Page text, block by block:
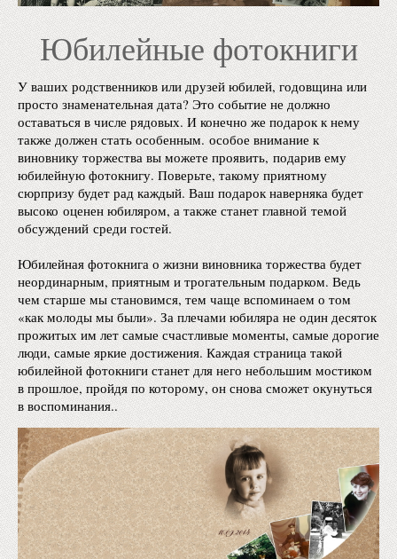
Юбилейные фотокниги
У ваших родственников или друзей юбилей, годовщина или
просто знаменательная дата? Это событие не должно
оставаться в числе рядовых. И конечно же подарок к нему
также должен стать особенным. особое внимание к
виновнику торжества вы можете проявить, подарив ему
юбилейную фотокнигу. Поверьте, такому приятному
сюрпризу будет рад каждый. Ваш подарок наверняка будет
высоко оценен юбиляром, а также станет главной темой
обсуждений среди гостей.
Юбилейная фотокнига о жизни виновника торжества будет
неординарным, приятным и трогательным подарком. Ведь
чем старше мы становимся, тем чаще вспоминаем о том
«как молоды мы были». За плечами юбиляра не один десяток
прожитых им лет самые счастливые моменты, самые дорогие
люди, самые яркие достижения. Каждая страница такой
юбилейной фотокниги станет для него небольшим мостиком
в прошлое, пройдя по которому, он снова сможет окунуться
в воспоминания..